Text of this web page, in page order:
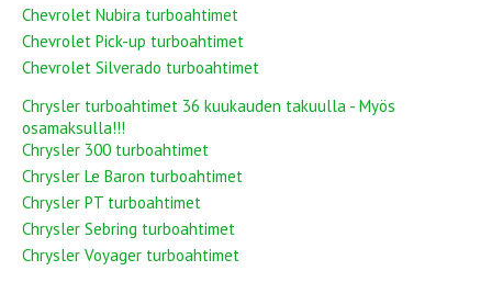
Chevrolet Nubira turboahtimet
Chevrolet Pick-up turboahtimet
Chevrolet Silverado turboahtimet
Chrysler turboahtimet 36 kuukauden takuulla - Myös
osamaksulla!!!
Chrysler 300 turboahtimet
Chrysler Le Baron turboahtimet
Chrysler PT turboahtimet
Chrysler Sebring turboahtimet
Chrysler Voyager turboahtimet